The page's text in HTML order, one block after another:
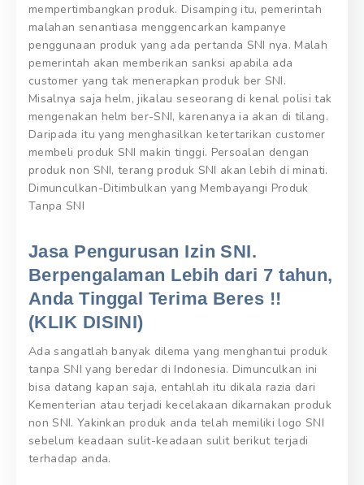
mempertimbangkan produk. Disamping itu, pemerintah
malahan senantiasa menggencarkan kampanye
penggunaan produk yang ada pertanda SNI nya. Malah
pemerintah akan memberikan sanksi apabila ada
customer yang tak menerapkan produk ber SNI.
Misalnya saja helm, jikalau seseorang di kenal polisi tak
mengenakan helm ber-SNI, karenanya ia akan di tilang.
Daripada itu yang menghasilkan ketertarikan customer
membeli produk SNI makin tinggi. Persoalan dengan
produk non SNI, terang produk SNI akan lebih di minati.
Dimunculkan-Ditimbulkan yang Membayangi Produk
Tanpa SNI
Jasa Pengurusan Izin SNI.
Berpengalaman Lebih dari 7 tahun,
Anda Tinggal Terima Beres !!
(KLIK DISINI)
Ada sangatlah banyak dilema yang menghantui produk
tanpa SNI yang beredar di Indonesia. Dimunculkan ini
bisa datang kapan saja, entahlah itu dikala razia dari
Kementerian atau terjadi kecelakaan dikarnakan produk
non SNI. Yakinkan produk anda telah memiliki logo SNI
sebelum keadaan sulit-keadaan sulit berikut terjadi
terhadap anda.